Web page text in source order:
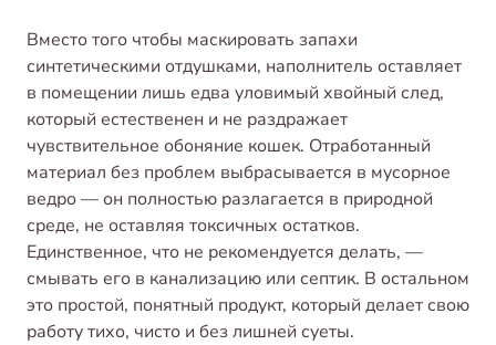
Вместо того чтобы маскировать запахи
синтетическими отдушками, наполнитель оставляет
в помещении лишь едва уловимый хвойный след,
который естественен и не раздражает
чувствительное обоняние кошек. Отработанный
материал без проблем выбрасывается в мусорное
ведро — он полностью разлагается в природной
среде, не оставляя токсичных остатков.
Единственное, что не рекомендуется делать, —
смывать его в канализацию или септик. В остальном
это простой, понятный продукт, который делает свою
работу тихо, чисто и без лишней суеты.